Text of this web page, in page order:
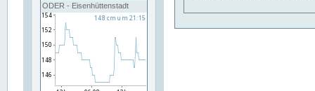
ODER - Eisenhüttenstadt